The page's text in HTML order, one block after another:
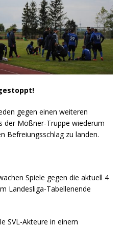
gegen einen weiteren
der Mößner-Truppe wiederum
Befreiungsschlag zu landen.
Spiele gegen die aktuell 4
Landesliga-Tabellenende
SVL-Akteure in einem